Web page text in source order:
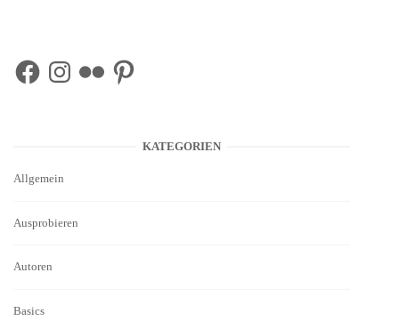
FacebookInstagram
Flickr Pinterest
KATEGORIEN
Allgemein
Ausprobieren
Autoren
Basics